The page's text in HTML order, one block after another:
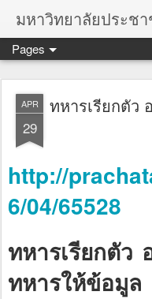
มหาวิทยาลัยประช
Pages
APR
29
ทหารเรียกตัว
http://
6/04/65528
ทหารเรียกตัว
ทหารให้ข้อมูล